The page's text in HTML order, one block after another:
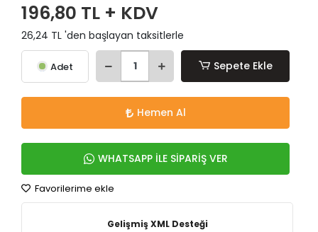
196,80 TL + KDV
26,24 TL 'den başlayan taksitlerle
Adet Sepete Ekle
Hemen Al
WHATSAPP İLE SİPARİŞ VER
Favorilerime ekle
Gelişmiş XML Desteği